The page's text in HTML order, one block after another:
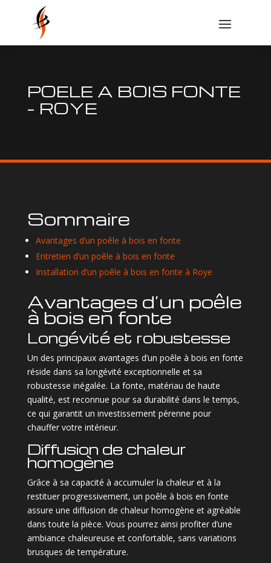
POELE A BOIS FONTE
– ROYE
Sommaire
Avantages d’un poêle à bois en fonte
Entretien d’un poêle à bois en fonte
Installation d’un poêle à bois en fonte à Roye
Avantages d’un poêle
à bois en fonte
Longévité et robustesse
Un des principaux avantages d’un poêle à bois en fonte
réside dans sa longévité exceptionnelle et sa
robustesse inégalée. La fonte, matériau de haute
qualité, est reconnue pour sa durabilité dans le temps,
ce qui garantit un investissement pérenne pour
chauffer votre intérieur.
Diffusion de chaleur
homogène
Grâce à sa capacité à accumuler la chaleur et à la
restituer progressivement, un poêle à bois en fonte
assure une diffusion de chaleur homogène et agréable
dans toute la pièce. Vous pourrez ainsi profiter d’une
ambiance chaleureuse et confortable, sans variations
brusques de température.